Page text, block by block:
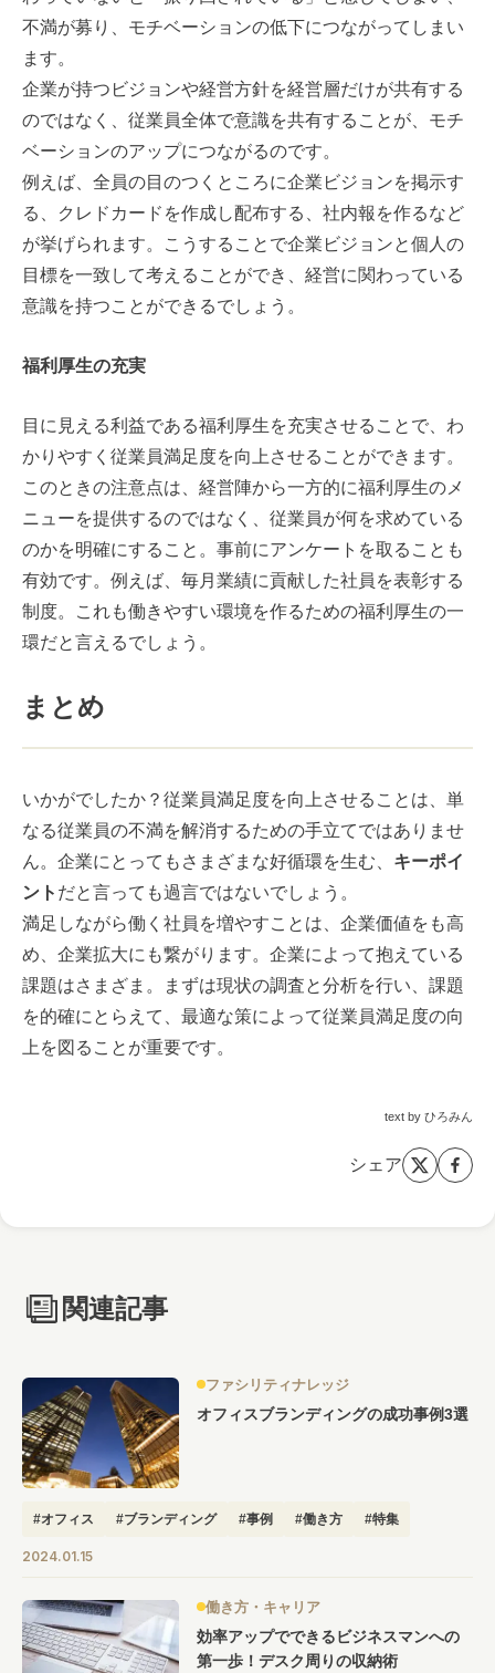
不満が募り、モチベーションの低下につながってしまい
ます。
企業が持つビジョンや経営方針を経営層だけが共有する
のではなく、従業員全体で意識を共有することが、モチ
ベーションのアップにつながるのです。
例えば、全員の目のつくところに企業ビジョンを掲示す
る、クレドカードを作成し配布する、社内報を作るなど
が挙げられます。こうすることで企業ビジョンと個人の
目標を一致して考えることができ、経営に関わっている
意識を持つことができるでしょう。
福利厚生の充実
目に見える利益である福利厚生を充実させることで、わ
かりやすく従業員満足度を向上させることができます。
このときの注意点は、経営陣から一方的に福利厚生のメ
ニューを提供するのではなく、従業員が何を求めている
のかを明確にすること。事前にアンケートを取ることも
有効です。例えば、毎月業績に貢献した社員を表彰する
制度。これも働きやすい環境を作るための福利厚生の一
環だと言えるでしょう。
まとめ
いかがでしたか？従業員満足度を向上させることは、単
なる従業員の不満を解消するための手立てではありませ
ん。企業にとってもさまざまな好循環を生む、 キーポイ
ント だと言っても過言ではないでしょう。
満足しながら働く社員を増やすことは、企業価値をも高
め、企業拡大にも繋がります。企業によって抱えている
課題はさまざま。まずは現状の調査と分析を行い、課題
を的確にとらえて、最適な策によって従業員満足度の向
上を図ることが重要です。
text by ひろみん
シェア
関連記事
ファシリティナレッジ
オフィスブランディングの成功事例3選
#オフィス #ブランディング #事例 #働き方 #特集
2024.01.15
働き方・キャリア
効率アップでできるビジネスマンへの
第一歩！デスク周りの収納術